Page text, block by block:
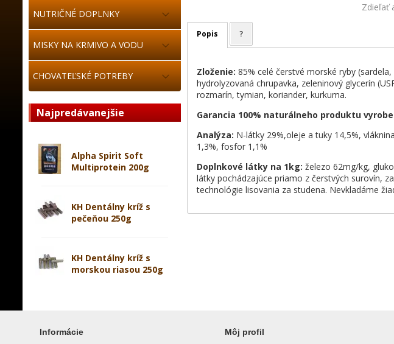
NUTRIČNÉ DOPLNKY
MISKY NA KRMIVO A VODU
CHOVATEĽSKÉ POTREBY
Najpredávanejšie
Alpha Spirit Soft
Multiprotein 200g
KH Dentálny kríž s
pečeňou 250g
KH Dentálny kríž s
morskou riasou 250g
Zdieľať
Popis ?
Zloženie: 85% celé čerstvé morské ryby
hydrolyzovaná chrupavka, zeleninový glycerín
rozmarín, tymian, koriander, kurkuma.
Garancia 100% naturálneho produktu
Analýza: N-látky 29%,oleje a tuky 14,5%,
1,3%, fosfor 1,1%
Doplnkové látky na 1kg: železo 62mg/kg,
látky pochádzajúce priamo z čerstvých surovín,
technológie lisovania za studena. Nevkladáme
Informácie Môj profil